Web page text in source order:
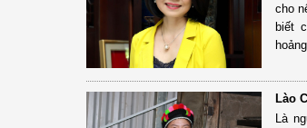
cho
biết
Lào
Là